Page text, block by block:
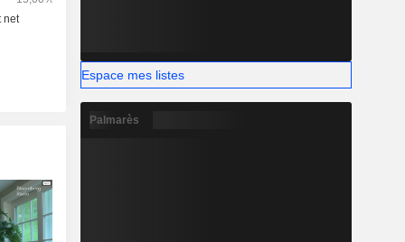
Espace mes listes
Palmarès